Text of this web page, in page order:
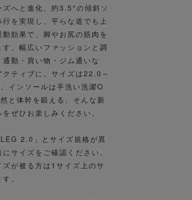
へと進化。約3.5°の傾斜ソ
を実現し、平らな道でも上
動効果で、脚やお尻の筋肉を
。幅広いファッションと調
勤・買い物・ジム通いな
クティブに。サイズは22.0～
インソールは手洗い洗濯O
と体幹を鍛える。そんな新
ぜひお楽しみください。
2.0」とサイズ規格が異
サイズをご確認ください。
が被る方は1サイズ上のサ
。